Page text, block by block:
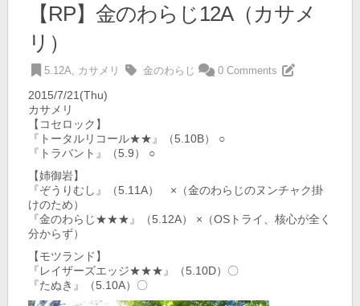
【RP】金のわらじ12A（カサメ
リ）
5.12A, カサメリ 金のわらじ 0 Comments
2015/7/21(Thu)
カサメリ
【コセロック】
『トータルリコール★★』（5.10B） ○
『トラバント』（5.9） ○
【姉御岩】
『ぞうりむし』（5.11A） ×（金のわらじのヌンチャク掛
けのため）
『金のわらじ★★★』（5.12A） ×（OSトライ、核心が全く
分からず）
【モツランド】
『レイザーズエッジ★★★』（5.10D）〇
『たぬき』（5.10A）〇